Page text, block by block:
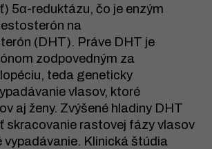
5α-reduktázu, čo je enzým
na
(DHT). Práve DHT je
zodpovedným za
teda geneticky
vlasov, ktoré
aj ženy. Zvýšené hladiny DHT
skracovanie rastovej fázy vlasov
vypadávanie. Klinická štúdia